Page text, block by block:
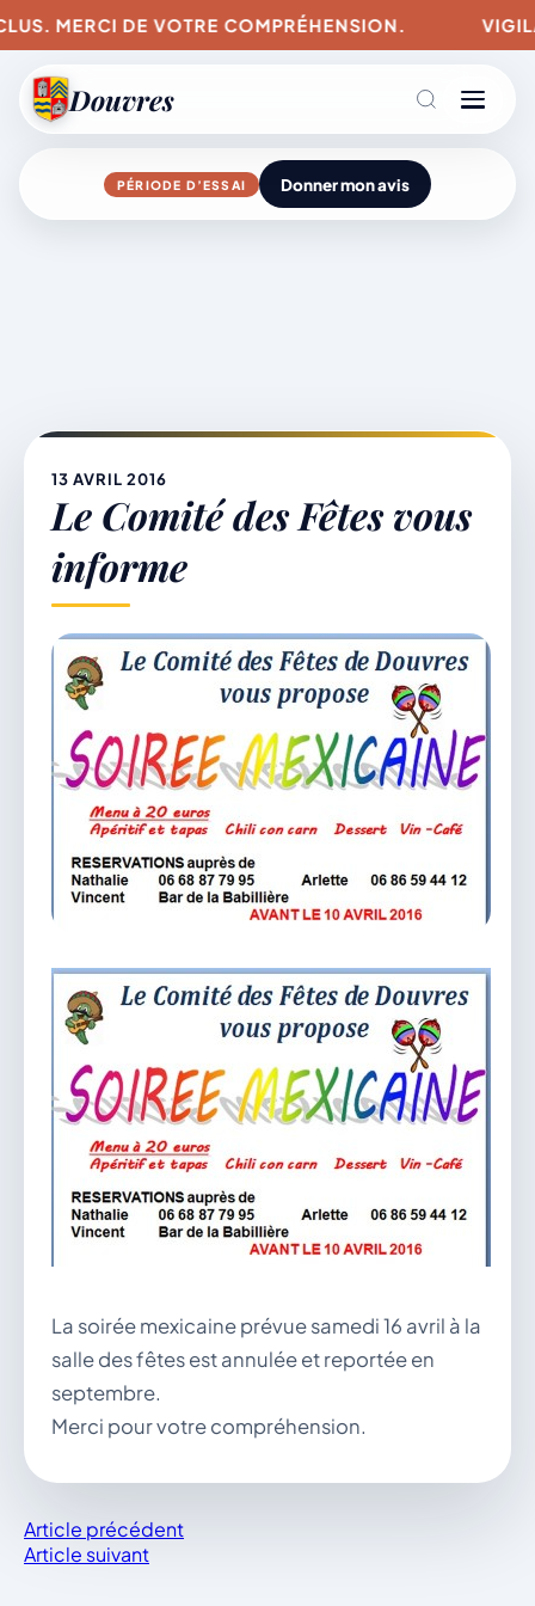
MERCI DE VOTRE COMPRÉHENSION.
Douvres
Agenda
Mairie & Vie municipale
Démarches & Vie pratique
Vie locale & Associations
Découvrir la commune
VENDREDI 7 AOÛT 2026
Secrétariat ouvert
Lundi, mardi, jeudi, vendredi de 8h30 à 12h et
après-midi sur rendez-vous. Samedi sur rendez-
vous.
04 74 38 22 78
mairie@douvres.fr
140 Place de la Babillière, 01500 Douvres
Contacter la mairie
Le guichet des associations
PÉRIODE D’ESSAI Donner mon avis
13 AVRIL 2016
Le Comité des Fêtes vous
informe
La soirée mexicaine prévue samedi 16 avril à la
salle des fêtes est annulée et reportée en
septembre.
Merci pour votre compréhension.
Article précédent
Article suivant